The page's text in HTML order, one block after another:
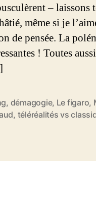
– laissons
même si je
de pensée. La
! Toutes
, démagogie, Le figaro,
, téléréalités vs